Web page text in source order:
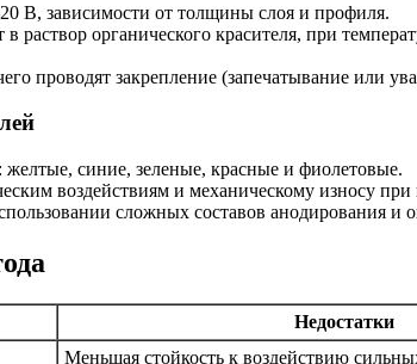
В, зависимости от толщины слоя и профиля.
органического красителя, при
проводят закрепление (запечатывание или
синие, зеленые, красные и фиолетовые.
воздействиям и механическому износу
сложных составов анодирования и
Недостатки
Меньшая стойкость к воздействию